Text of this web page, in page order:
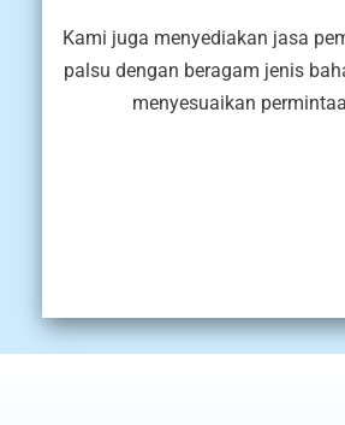
Kami juga menyediakan jasa
palsu dengan beragam jenis
menyesuaikan